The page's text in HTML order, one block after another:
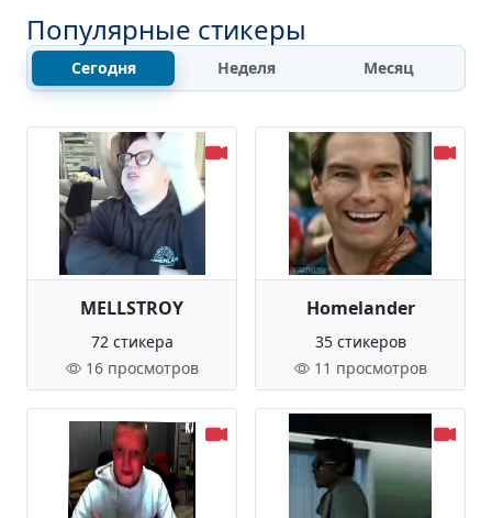
Популярные стикеры
Сегодня Неделя Месяц
MELLSTROY
72 стикера
16 просмотров
Homelander
35 стикеров
11 просмотров